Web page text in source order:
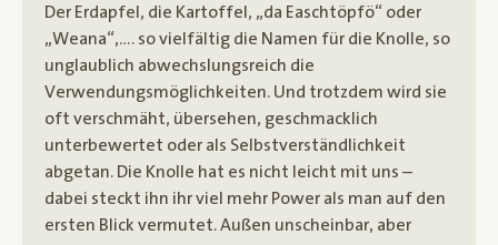
Der Erdapfel, die Kartoffel, „da Easchtöpfö“ oder
„Weana“,…. so vielfältig die Namen für die Knolle, so
unglaublich abwechslungsreich die
Verwendungsmöglichkeiten. Und trotzdem wird sie
oft verschmäht, übersehen, geschmacklich
unterbewertet oder als Selbstverständlichkeit
abgetan. Die Knolle hat es nicht leicht mit uns –
dabei steckt ihn ihr viel mehr Power als man auf den
ersten Blick vermutet. Außen unscheinbar, aber